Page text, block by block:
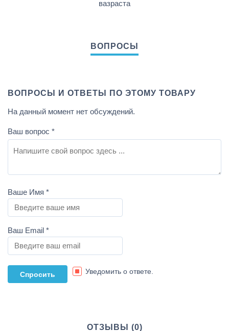
вазраста
ВОПРОСЫ И ОТВЕТЫ ПО ЭТОМУ ТОВАРУ
На данный момент нет обсуждений.
Ваш вопрос *
Ваше Имя *
Ваш Email *
Уведомить о ответе.